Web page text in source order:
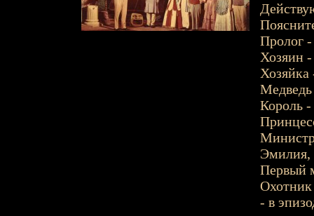
Пролог
Хозяин
Король
Эмилия,
Первый
- в